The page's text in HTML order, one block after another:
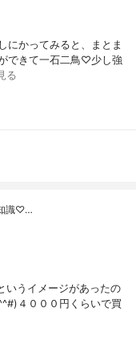
にかってみると、まとま
できて一石二鳥♡少し強
る
識♡…
いうイメージがあったの
４０００円くらいで買